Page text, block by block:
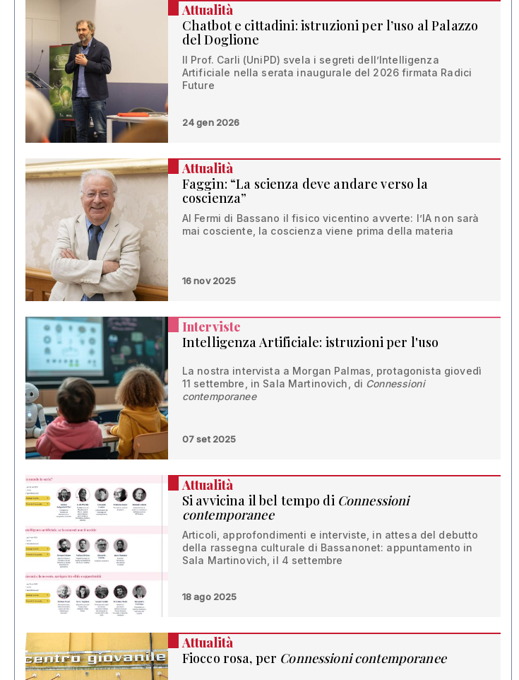
Attualità
Chatbot e cittadini: istruzioni per l’uso al Palazzo
del Doglione
Il Prof. Carli (UniPD) svela i segreti dell’Intelligenza
Artificiale nella serata inaugurale del 2026 firmata Radici
Future
24 gen 2026
Attualità
Faggin: “La scienza deve andare verso la
coscienza”
Al Fermi di Bassano il fisico vicentino avverte: l’IA non sarà
mai cosciente, la coscienza viene prima della materia
16 nov 2025
Interviste
Intelligenza Artificiale: istruzioni per l'uso
La nostra intervista a Morgan Palmas, protagonista giovedì
11 settembre, in Sala Martinovich, di Connessioni
contemporanee
07 set 2025
Attualità
Si avvicina il bel tempo di Connessioni
contemporanee
Articoli, approfondimenti e interviste, in attesa del debutto
della rassegna culturale di Bassanonet: appuntamento in
Sala Martinovich, il 4 settembre
18 ago 2025
Attualità
Fiocco rosa, per Connessioni contemporanee